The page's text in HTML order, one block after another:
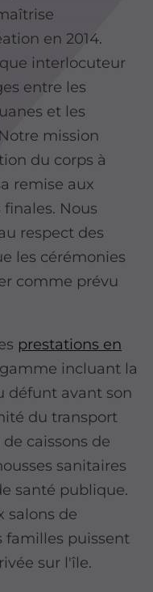
en 2014.
interlocuteur
entre les
et les
mission
du corps à
remise aux
Nous
respect des
les cérémonies
comme prévu
prestations en
incluant la
défunt avant son
du transport
caissons de
sanitaires
santé publique.
salons de
familles puissent
sur l'île.